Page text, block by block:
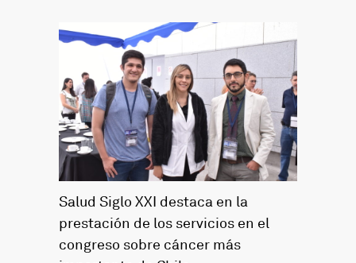
Salud Siglo XXI destaca en la
prestación de los servicios en el
congreso sobre cáncer más